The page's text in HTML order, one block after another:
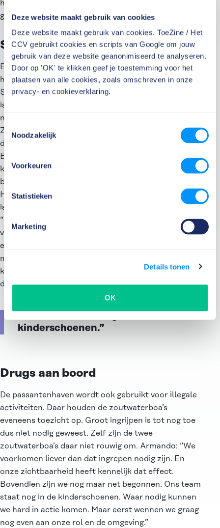
Deze website maakt gebruik van cookies
Deze website maakt gebruik van cookies. ToeZine / Het
CCV gebruikt cookies en scripts van Google om jouw
gebruik van deze website geanonimiseerd te analyseren.
Door op 'OK' te klikken geef je toestemming voor het
plaatsen van alle cookies, zoals omschreven in onze
privacy- en cookieverklaring.
Toestemmingsselectie
Noodzakelijk
Voorkeuren
Statistieken
Marketing
Details tonen
OK
hem of haar in nood zien. Gelukkig zijn er tot nog toe
geen reddingsacties nodig geweest.”
Schade aan boten
Een andere belangrijke taak van Rik en Armando is
het toezicht op de grote passantenhaven van
Scheveningen met zo’n vierhonderd ligplaatsen. Het
is een geliefde hangplek voor jongeren. Bij mooi weer
nemen ze bijvoorbeeld graag een duik vanaf de sluis.
Zo veroorzaken ze golven, waardoor de boten tegen
de kade stoten en schade kunnen oplopen.
Booteigenaren die hun beklag doen bij de jongeren
krijgen vaak een grote mond of erger. Verschillende
boten werden al met eieren of stenen bekogeld.
Helaas is deze overlast een hardnekkig probleem: het
is moeilijk iemand op heterdaad te betrappen.
“Daarom zetten we ook veel in op preventie en het
verstrekken van informatie. Vaak bereiken we met
een gesprek waarin we de regels en gevaren uitleggen
meer dan met het opleggen van een boete. Die
kunnen we daarna altijd nog opleggen als ze het weer
doen.”
kinderschoenen.”
Drugs aan boord
De passantenhaven wordt ook gebruikt voor illegale
activiteiten. Daar houden de zoutwaterboa’s
eveneens toezicht op. Groot ingrijpen is tot nog toe
dus niet nodig geweest. Zelf zijn de twee
zoutwaterboa’s daar niet rouwig om. Armando: “We
voorkomen liever dan dat ingrepen nodig zijn. En
onze zichtbaarheid heeft kennelijk dat effect.
Bovendien zijn we nog maar net begonnen. Ons team
staat nog in de kinderschoenen. Waar nodig kunnen
we hard in actie komen. Maar eerst wennen we graag
nog even aan onze rol en de omgeving.”